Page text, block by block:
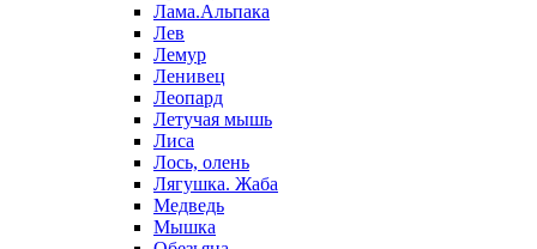
Лама.Альпака
Лев
Лемур
Ленивец
Леопард
Летучая мышь
Лиса
Лось, олень
Лягушка. Жаба
Медведь
Мышка